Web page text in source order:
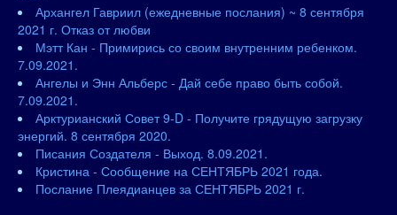
Архангел Гавриил (ежедневные послания) ~ 8 сентября
2021 г. Отказ от любви
Мэтт Кан - Примирись со своим внутренним ребенком.
7.09.2021.
Ангелы и Энн Альберс - Дай себе право быть собой.
7.09.2021.
Арктурианский Совет 9-D - Получите грядущую загрузку
энергий. 8 сентября 2020.
Писания Создателя - Выход. 8.09.2021.
Кристина - Сообщение на СЕНТЯБРЬ 2021 года.
Послание Плеядианцев за СЕНТЯБРЬ 2021 г.